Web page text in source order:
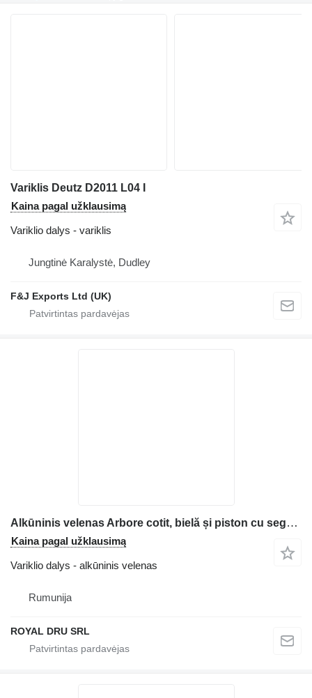
Variklis Deutz D2011 L04 I
Kaina pagal užklausimą
Variklio dalys - variklis
Jungtinė Karalystė, Dudley
F&J Exports Ltd (UK)
Alkūninis velenas Arbore cotit, bielă și piston cu segmenti pentru motor statybinės technikos Deutz D2009L04
Kaina pagal užklausimą
Variklio dalys - alkūninis velenas
Rumunija
ROYAL DRU SRL